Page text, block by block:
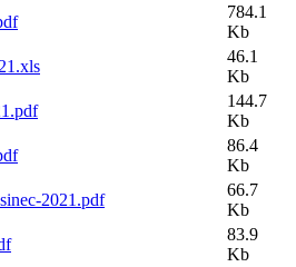
784.1
Kb
46.1
Kb
144.7
Kb
86.4
Kb
2021.pdf
66.7
Kb
83.9
Kb